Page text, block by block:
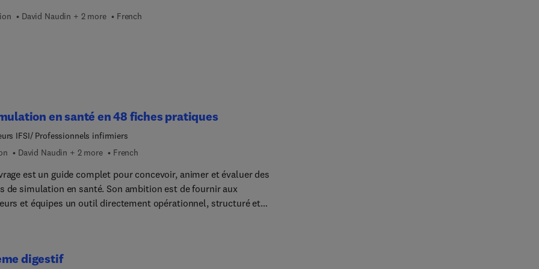
David Naudin + 2 more French
en santé en 48 fiches pratiques
IFSI/ Professionnels infirmiers
David Naudin + 2 more French
est un guide complet pour concevoir, animer et évaluer des
en santé. Son ambition est de fournir aux
et équipes un outil directement opérationnel, structuré et
optimale. La promesse au lecteur est claire : grâce à la
digestif